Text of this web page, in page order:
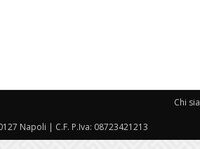
Chi
Napoli | C.F. P.Iva: 08723421213